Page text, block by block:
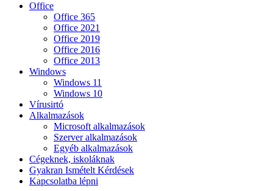
Office
Office 365
Office 2021
Office 2019
Office 2016
Office 2013
Windows
Windows 11
Windows 10
Vírusirtó
Alkalmazások
Microsoft alkalmazások
Szerver alkalmazások
Egyéb alkalmazások
Cégeknek, iskoláknak
Gyakran Ismételt Kérdések
Kapcsolatba lépni